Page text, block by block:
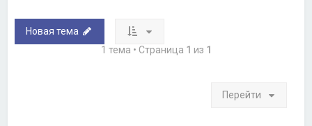
Новая тема
1 тема • Страница 1 из 1
Перейти